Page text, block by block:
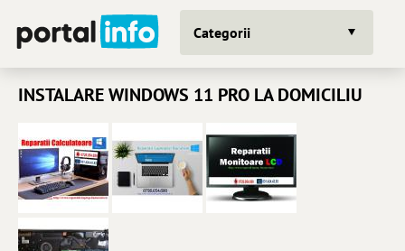
Categorii
INSTALARE WINDOWS 11 PRO LA DOMICILIU